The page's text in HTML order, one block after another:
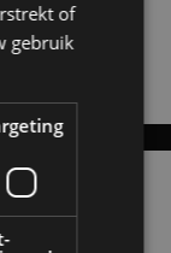
2026?
EX60 – Welke
of
gebruik